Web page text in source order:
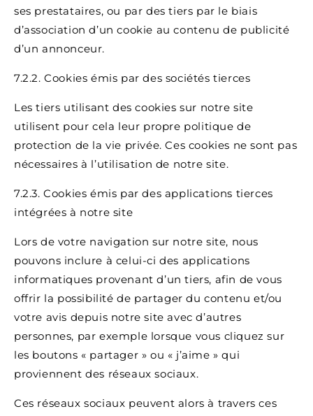
ses prestataires, ou par des tiers par le biais
d’association d’un cookie au contenu de publicité
d’un annonceur.
7.2.2. Cookies émis par des sociétés tierces
Les tiers utilisant des cookies sur notre site
utilisent pour cela leur propre politique de
protection de la vie privée. Ces cookies ne sont pas
nécessaires à l’utilisation de notre site.
7.2.3. Cookies émis par des applications tierces
intégrées à notre site
Lors de votre navigation sur notre site, nous
pouvons inclure à celui-ci des applications
informatiques provenant d’un tiers, afin de vous
offrir la possibilité de partager du contenu et/ou
votre avis depuis notre site avec d’autres
personnes, par exemple lorsque vous cliquez sur
les boutons « partager » ou « j’aime » qui
proviennent des réseaux sociaux.
Ces réseaux sociaux peuvent alors à travers ces